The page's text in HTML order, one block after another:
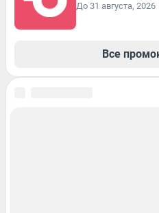
До 31 августа, 2026
Все